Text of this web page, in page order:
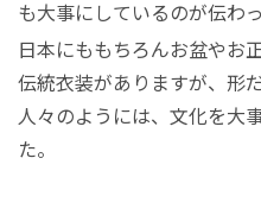
も大事にしているのが伝わ
日本にももちろんお盆やお
伝統衣装がありますが、形
人々のようには、文化を大
た。